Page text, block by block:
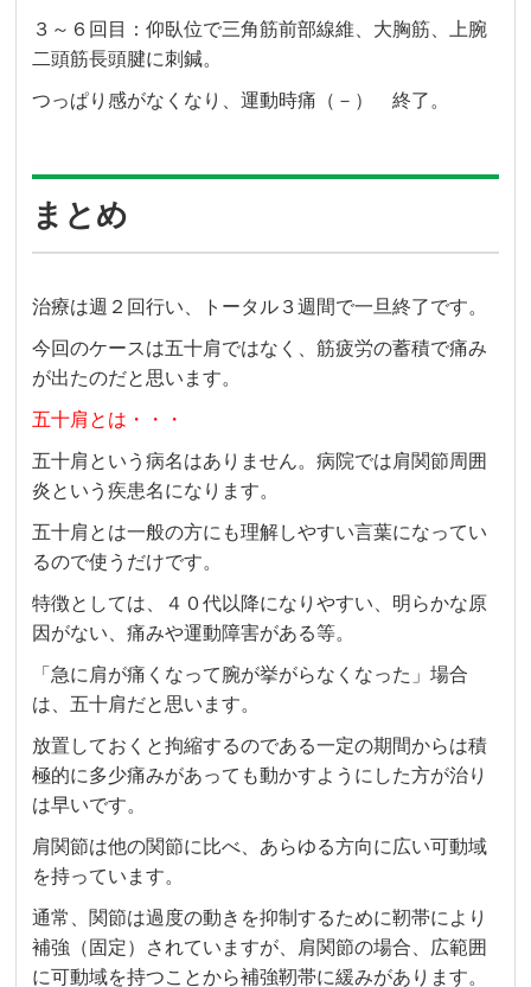
３～６回目：仰臥位で三角筋前部線維、大胸筋、上腕
二頭筋長頭腱に刺鍼。
つっぱり感がなくなり、運動時痛（－） 終了。
まとめ
治療は週２回行い、トータル３週間で一旦終了です。
今回のケースは五十肩ではなく、筋疲労の蓄積で痛み
が出たのだと思います。
五十肩とは・・・
五十肩という病名はありません。病院では肩関節周囲
炎という疾患名になります。
五十肩とは一般の方にも理解しやすい言葉になってい
るので使うだけです。
特徴としては、４０代以降になりやすい、明らかな原
因がない、痛みや運動障害がある等。
「急に肩が痛くなって腕が挙がらなくなった」場合
は、五十肩だと思います。
放置しておくと拘縮するのである一定の期間からは積
極的に多少痛みがあっても動かすようにした方が治り
は早いです。
肩関節は他の関節に比べ、あらゆる方向に広い可動域
を持っています。
通常、関節は過度の動きを抑制するために靭帯により
補強（固定）されていますが、肩関節の場合、広範囲
に可動域を持つことから補強靭帯に緩みがあります。